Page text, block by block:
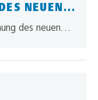
NEUEN
des neuen
Wanzl